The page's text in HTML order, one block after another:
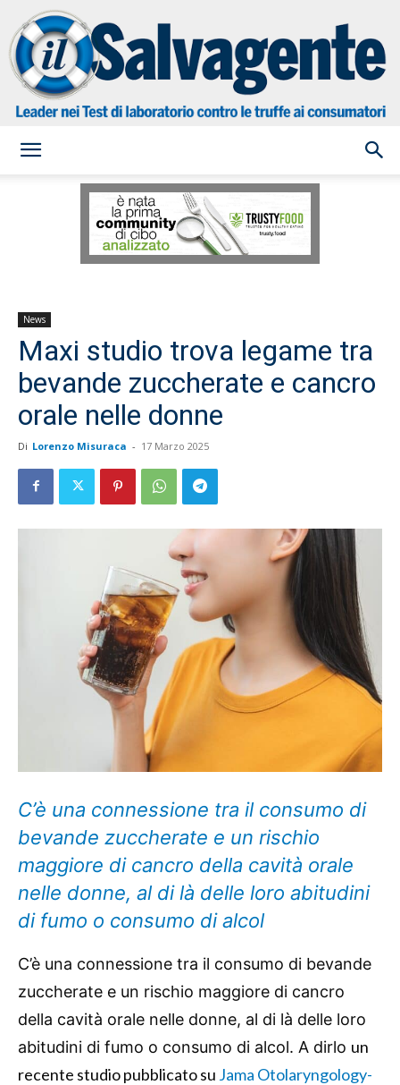
Salvagente
News
Maxi studio trova legame tra
bevande zuccherate e cancro
orale nelle donne
Di Lorenzo Misuraca - 17 Marzo 2025
C’è una connessione tra il consumo di
bevande zuccherate e un rischio
maggiore di cancro della cavità orale
nelle donne, al di là delle loro abitudini
di fumo o consumo di alcol
C’è una connessione tra il consumo di bevande
zuccherate e un rischio maggiore di cancro
della cavità orale nelle donne, al di là delle loro
abitudini di fumo o consumo di alcol. A dirlo un
recente studio pubblicato su Jama Otolaryngology-